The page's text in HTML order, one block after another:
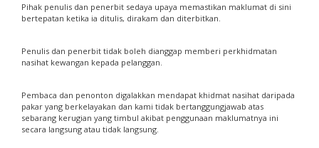
Pihak penulis dan penerbit sedaya upaya memastikan maklumat di sini
bertepatan ketika ia ditulis, dirakam dan diterbitkan.
Penulis dan penerbit tidak boleh dianggap memberi perkhidmatan
nasihat kewangan kepada pelanggan.
Pembaca dan penonton digalakkan mendapat khidmat nasihat daripada
pakar yang berkelayakan dan kami tidak bertanggungjawab atas
sebarang kerugian yang timbul akibat penggunaan maklumatnya ini
secara langsung atau tidak langsung.